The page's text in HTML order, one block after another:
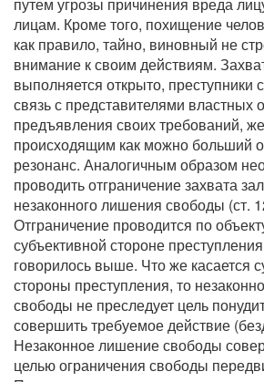
лицам. Кроме того, похищение
как правило, тайно, виновный не
внимание к своим действиям.
выполняется открыто, преступники
связь с представителями властных
предъявления своих требований,
происходящим как можно больший
резонанс. Аналогичным образом
проводить отграничение захвата
незаконного лишения свободы (ст.
Отграничение проводится по
субъективной стороне
говорилось выше. Что же касается
стороны преступления, то
свободы не преследует цель
совершить требуемое действие
Незаконное лишение свободы
целью ограничения свободы